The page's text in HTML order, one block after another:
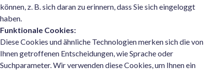
können, z. B. sich daran zu erinnern, dass Sie sich eingeloggt
haben.
Funktionale Cookies:
Diese Cookies und ähnliche Technologien merken sich die von
Ihnen getroffenen Entscheidungen, wie Sprache oder
Suchparameter. Wir verwenden diese Cookies, um Ihnen ein